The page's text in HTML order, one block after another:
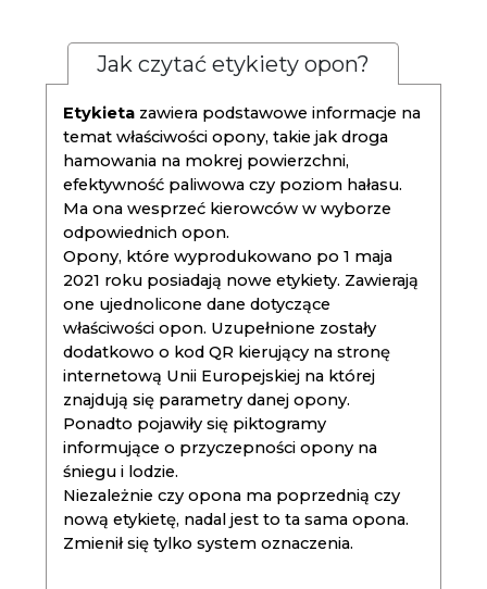
Jak czytać etykiety opon?
Etykieta zawiera podstawowe informacje na
temat właściwości opony, takie jak droga
hamowania na mokrej powierzchni,
efektywność paliwowa czy poziom hałasu.
Ma ona wesprzeć kierowców w wyborze
odpowiednich opon.
Opony, które wyprodukowano po 1 maja
2021 roku posiadają nowe etykiety. Zawierają
one ujednolicone dane dotyczące
właściwości opon. Uzupełnione zostały
dodatkowo o kod QR kierujący na stronę
internetową Unii Europejskiej na której
znajdują się parametry danej opony.
Ponadto pojawiły się piktogramy
informujące o przyczepności opony na
śniegu i lodzie.
Niezależnie czy opona ma poprzednią czy
nową etykietę, nadal jest to ta sama opona.
Zmienił się tylko system oznaczenia.